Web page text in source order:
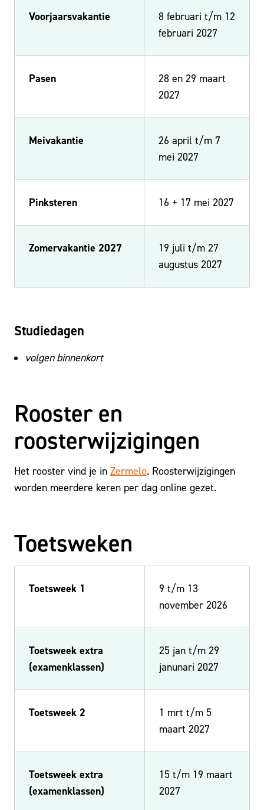
Voorjaarsvakantie
8 februari t/m 12
februari 2027
Pasen
28 en 29 maart
2027
Meivakantie
26 april t/m 7
mei 2027
Pinksteren 16 + 17 mei 2027
Zomervakantie 2027
19 juli t/m 27
augustus 2027
Studiedagen
volgen binnenkort
Rooster en
roosterwijzigingen
Het rooster vind je in Zermelo. Roosterwijzigingen
worden meerdere keren per dag online gezet.
Toetsweken
Toetsweek 1
9 t/m 13
november 2026
Toetsweek extra
(examenklassen)
25 jan t/m 29
janunari 2027
Toetsweek 2
1 mrt t/m 5
maart 2027
Toetsweek extra
(examenklassen)
15 t/m 19 maart
2027